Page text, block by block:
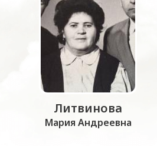
Литвинова
Мария Андреевна